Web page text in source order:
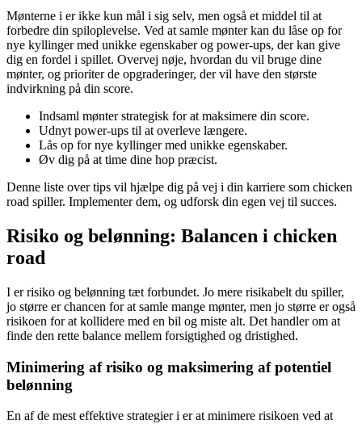
Mønterne i er ikke kun mål i sig selv, men også et middel til at
forbedre din spiloplevelse. Ved at samle mønter kan du låse op for
nye kyllinger med unikke egenskaber og power-ups, der kan give
dig en fordel i spillet. Overvej nøje, hvordan du vil bruge dine
mønter, og prioriter de opgraderinger, der vil have den største
indvirkning på din score.
Indsaml mønter strategisk for at maksimere din score.
Udnyt power-ups til at overleve længere.
Lås op for nye kyllinger med unikke egenskaber.
Øv dig på at time dine hop præcist.
Denne liste over tips vil hjælpe dig på vej i din karriere som chicken
road spiller. Implementer dem, og udforsk din egen vej til succes.
Risiko og belønning: Balancen i chicken
road
I er risiko og belønning tæt forbundet. Jo mere risikabelt du spiller,
jo større er chancen for at samle mange mønter, men jo større er også
risikoen for at kollidere med en bil og miste alt. Det handler om at
finde den rette balance mellem forsigtighed og dristighed.
Minimering af risiko og maksimering af potentiel
belønning
En af de mest effektive strategier i er at minimere risikoen ved at